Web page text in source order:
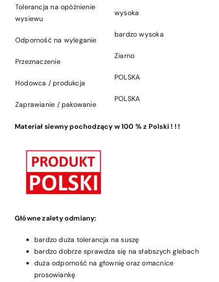
Tolerancja na opóźnienie
wysiewu
Odporność na wyleganie
Przeznaczenie
Hodowca / produkcja
Zaprawianie / pakowanie
wysoka
bardzo wysoka
Ziarno
POLSKA
POLSKA
Materiał siewny pochodzący w 100 % z Polski ! ! !
Główne zalety odmiany:
bardzo duża tolerancja na suszę
bardzo dobrze sprawdza się na słabszych glebach
duża odporność na głownię oraz omacnice
prosowiankę